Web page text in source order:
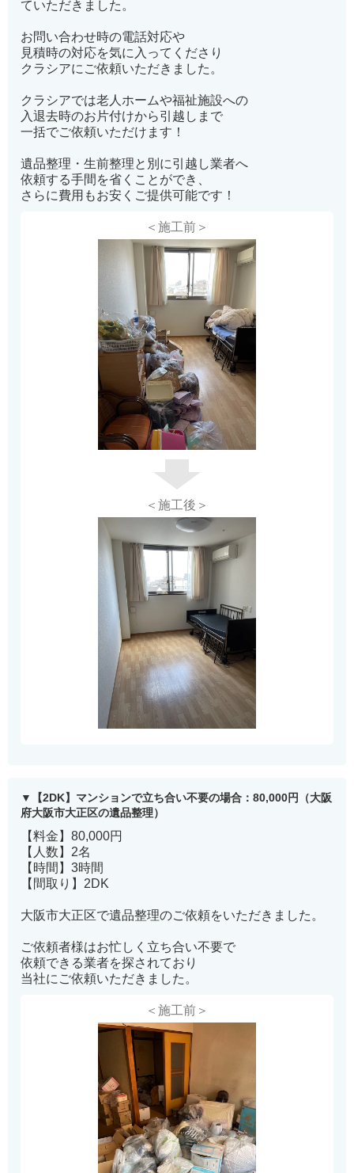
ていただきました。
お問い合わせ時の電話対応や
見積時の対応を気に入ってくださり
クラシアにご依頼いただきました。
クラシアでは老人ホームや福祉施設への
入退去時のお片付けから引越しまで
一括でご依頼いただけます！
遺品整理・生前整理と別に引越し業者へ
依頼する手間を省くことができ、
さらに費用もお安くご提供可能です！
＜施工前＞
＜施工後＞
【2DK】マンションで立ち合い不要の場合：80,000円（大阪
府大阪市大正区の遺品整理）
【料金】80,000円
【人数】2名
【時間】3時間
【間取り】2DK
大阪市大正区で遺品整理のご依頼をいただきました。
ご依頼者様はお忙しく立ち合い不要で
依頼できる業者を探されており
当社にご依頼いただきました。
＜施工前＞